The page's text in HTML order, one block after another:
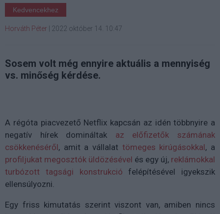
Kedvencekhez
Horváth Péter 2022 október 14. 10:47
Sosem volt még ennyire aktuális a mennyiség
vs. minőség kérdése.
A régóta piacvezető Netflix kapcsán az idén többnyire a
negatív hírek domináltak az előfizetők számának
csökkenéséről, amit a vállalat tömeges kirúgásokkal, a
profiljukat megosztók üldözésével és egy új, reklámokkal
turbózott tagsági konstrukció felépítésével igyekszik
ellensúlyozni.
Egy friss kimutatás szerint viszont van, amiben nincs